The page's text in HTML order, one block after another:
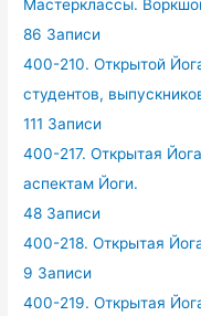
Мастерклассы.
86 Записи
400-210. Открытой
студентов,
111 Записи
400-217. Открытая
аспектам Йоги.
48 Записи
400-218. Открытая
9 Записи
400-219. Открытая